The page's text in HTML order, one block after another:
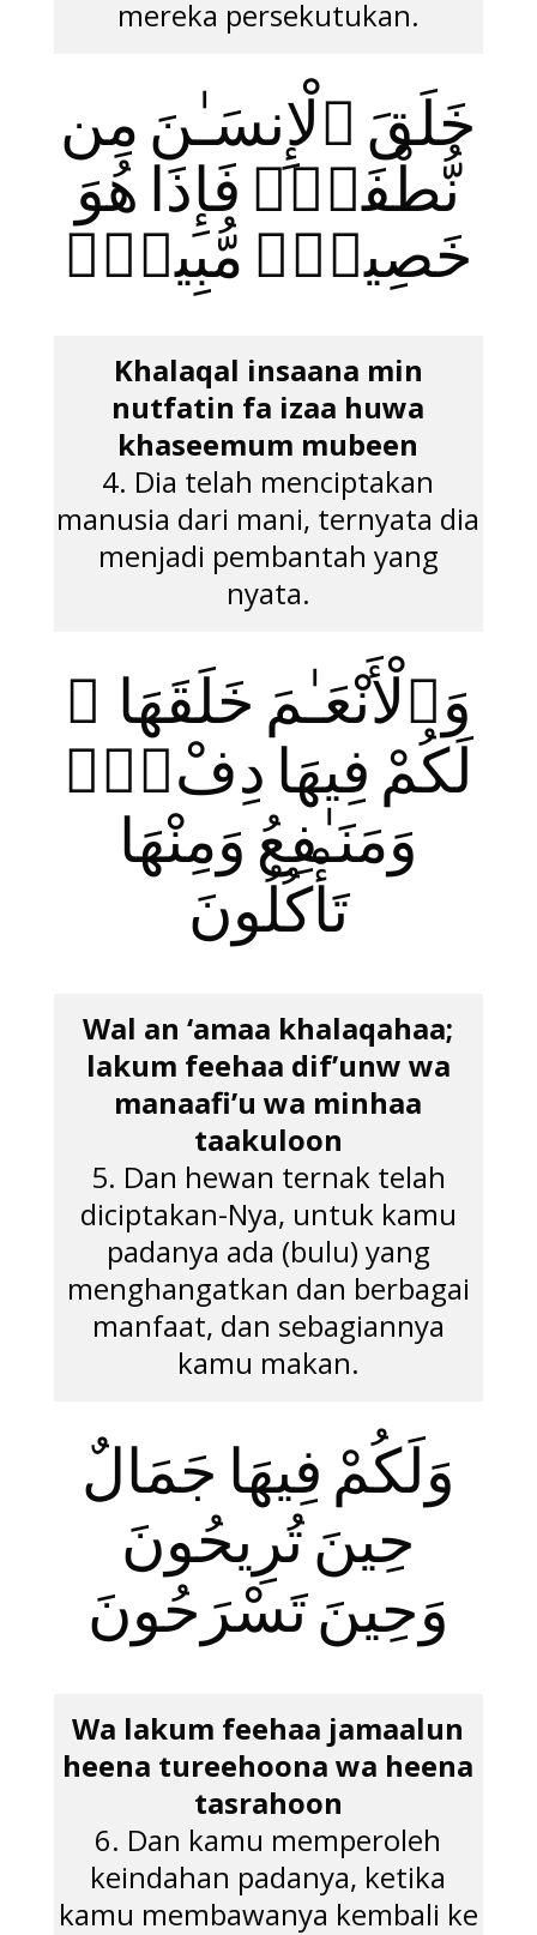
mereka persekutukan.
خَلَقَ ٱلْإِنسَـٰنَ مِن
نُّطْفَةٍۢ فَإِذَا هُوَ
خَصِيمٌۭ مُّبِينٌۭ
Khalaqal insaana min
nutfatin fa izaa huwa
khaseemum mubeen
4. Dia telah menciptakan
manusia dari mani, ternyata dia
menjadi pembantah yang
nyata.
وَٱلْأَنْعَـٰمَ خَلَقَهَا ۗ
لَكُمْ فِيهَا دِفْءٌۭ
وَمَنَـٰفِعُ وَمِنْهَا
تَأْكُلُونَ
Wal an ‘amaa khalaqahaa;
lakum feehaa dif’unw wa
manaafi’u wa minhaa
taakuloon
5. Dan hewan ternak telah
diciptakan-Nya, untuk kamu
padanya ada (bulu) yang
menghangatkan dan berbagai
manfaat, dan sebagiannya
kamu makan.
وَلَكُمْ فِيهَا جَمَالٌ
حِينَ تُرِيحُونَ
وَحِينَ تَسْرَحُونَ
Wa lakum feehaa jamaalun
heena tureehoona wa heena
tasrahoon
6. Dan kamu memperoleh
keindahan padanya, ketika
kamu membawanya kembali ke